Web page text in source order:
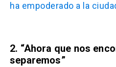
ha empoderado a la
2. “Ahora que nos
separemos”